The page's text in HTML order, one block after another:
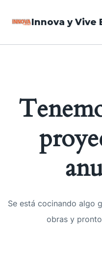
Innova y Vive
Se está cocinando algo
obras y